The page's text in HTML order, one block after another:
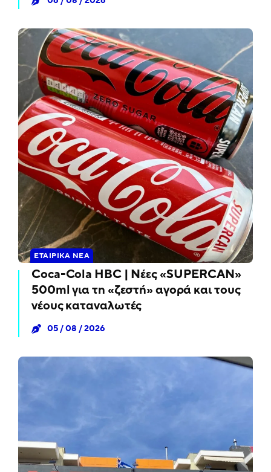
ΕΤΑΙΡΙΚΆ ΝΈΑ
Coca-Cola HBC | Νέες «SUPERCAN»
500ml για τη «ζεστή» αγορά και τους
νέους καταναλωτές
05 / 08 / 2026